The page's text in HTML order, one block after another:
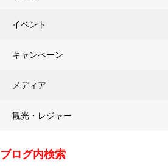
イベント
キャンペーン
メディア
観光・レジャー
ブログ内検索